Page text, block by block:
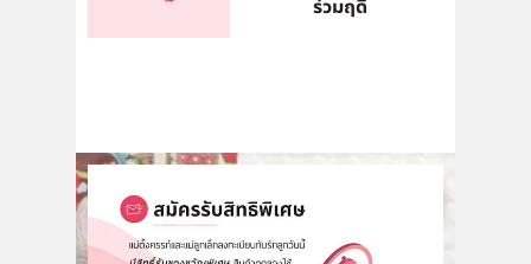
ร่วมฤดี